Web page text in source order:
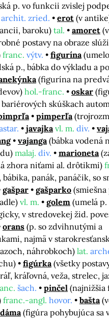
p. vo funkcii zvislej
archit. zried. erot (v
baroku) tal. amoret
postavy na obraze
franc. výtv. figurína (umelo
p., bábka do výkladu a
(figurína na
hol.-franc. oskar
skúškach
pimperľa
javajka vl. m. div.
vajanga (bábka vodená
malaj. div. marioneta
zhora niťami al. drôtikmi)
bábika, panák, panáčik, so
gašpar gašparko (smiešna
vl. m. golem (umelá
v stredovekej žid.
orans (p. so zdvihnutými a
najmä v
náhrobkoch) lat.
figúrka (všetky
kráľovná, veža, strelec,
šach. pinčel (najnižšia
franc.-angl. hovor. bašta
dáma (figúra pohybujúca sa